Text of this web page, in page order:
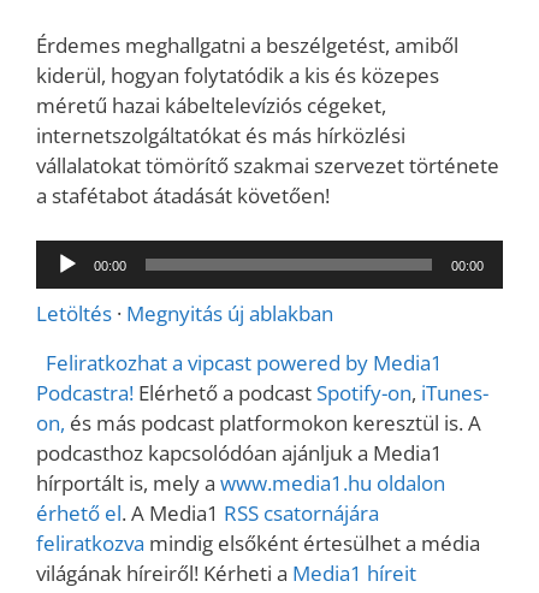
Érdemes meghallgatni a beszélgetést, amiből
kiderül, hogyan folytatódik a kis és közepes
méretű hazai kábeltelevíziós cégeket,
internetszolgáltatókat és más hírközlési
vállalatokat tömörítő szakmai szervezet története
a stafétabot átadását követően!
Audió
lejátszó
00:00 00:00
Letöltés · Megnyitás új ablakban
Feliratkozhat a vipcast powered by Media1
Podcastra! Elérhető a podcastSpotify-on, iTunes-
on, és más podcast platformokon keresztül is. A
podcasthoz kapcsolódóan ajánljuk a Media1
hírportált is, mely a www.media1.hu oldalon
érhető el. A Media1 RSS csatornájára
feliratkozva mindig elsőként értesülhet a média
világának híreiről! Kérheti a Media1 híreit